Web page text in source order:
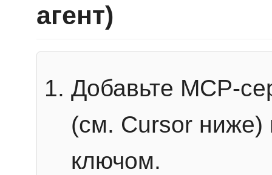
агент)
Добавьте MCP-
(см. Cursor ниже)
ключом.